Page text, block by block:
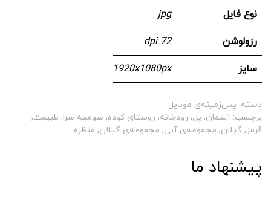
نوع فایل jpg
رزولوشن 72 dpi
سایز 1920x1080px
دسته: پس‌زمینه‌ی موبایل
برچسب:آسمان, پل, رودخانه, روستای کوده, صومعه سرا, طبیعت,
قرمز , گیلان, مجموعه‌ی آبی, مجموعه‌ی گیلان, منظره
پیشنهاد ما